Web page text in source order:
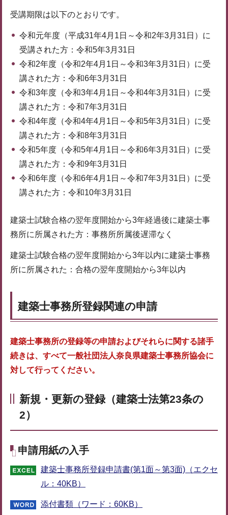
受講期限は以下のとおりです。
令和元年度（平成31年4月1日～令和2年3月31日）に
受講された方：令和5年3月31日
令和2年度（令和2年4月1日～令和3年3月31日）に受
講された方：令和6年3月31日
令和3年度（令和3年4月1日～令和4年3月31日）に受
講された方：令和7年3月31日
令和4年度（令和4年4月1日～令和5年3月31日）に受
講された方：令和8年3月31日
令和5年度（令和5年4月1日～令和6年3月31日）に受
講された方：令和9年3月31日
令和6年度（令和6年4月1日～令和7年3月31日）に受
講された方：令和10年3月31日
建築士試験合格の翌年度開始から3年経過後に建築士事
務所に所属された方：事務所所属後遅滞なく
建築士試験合格の翌年度開始から3年以内に建築士事務
所に所属された：合格の翌年度開始から3年以内
建築士事務所登録関連の申請
建築士事務所の登録等の申請およびそれらに関する諸手
続きは、すべて一般社団法人奈良県建築士事務所協会に
対して行ってください。
新規・更新の登録（建築士法第23条の
2）
申請用紙の入手
建築士事務所登録申請書(第1面～第3面)（エクセ
ル：40KB）
添付書類（ワード：60KB）